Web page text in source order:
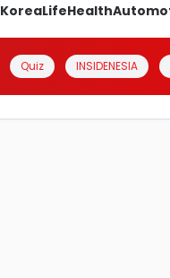
KoreaLifeHealth
Quiz INSIDENESIA